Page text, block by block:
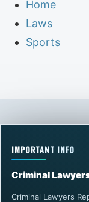
Home
Laws
Sports
IMPORTANT INFO
Criminal
Criminal Lawyers